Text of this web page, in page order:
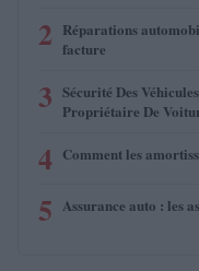
2 Réparations
facture
3 Sécurité Des
Propriétaire De
4 Comment les
5 Assurance auto : les